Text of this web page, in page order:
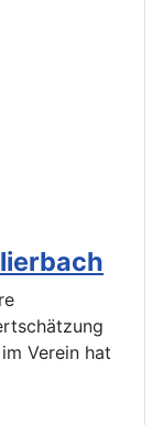
Verein hat